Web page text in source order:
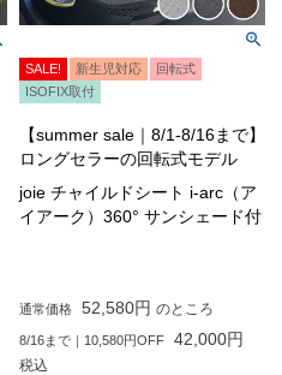
SALE! 新生児対応
回転式
ISOFIX取付
【summer sale｜8/1-8/16まで】
ロングセラーの回転式モデル
joie チャイルドシート i-arc（ア
イアーク）360° サンシェード付
通常価格 52,580 のところ
8/16まで｜10,580円OFF 42,000
税込